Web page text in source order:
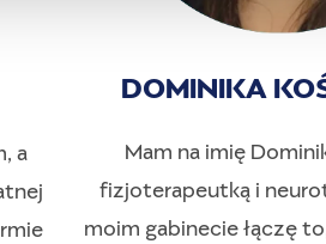
a
DOMINIKA
Mam na imię
fizjoterapeutką i
moim gabinecie łączę